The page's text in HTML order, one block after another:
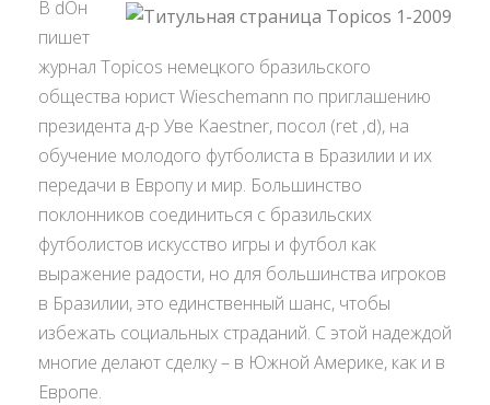
В dОн
пишет
журнал Topicos немецкого бразильского
общества юрист Wieschemann по приглашению
президента д-р Уве Kaestner, посол (ret ‚d), на
обучение молодого футболиста в Бразилии и их
передачи в Европу и мир. Большинство
поклонников соединиться с бразильских
футболистов искусство игры и футбол как
выражение радости, но для большинства игроков
в Бразилии, это единственный шанс, чтобы
избежать социальных страданий. С этой надеждой
многие делают сделку – в Южной Америке, как и в
Европе.